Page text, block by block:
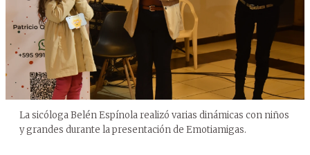
La sicóloga Belén Espínola realizó varias dinámicas con niños
y grandes durante la presentación de Emotiamigas.